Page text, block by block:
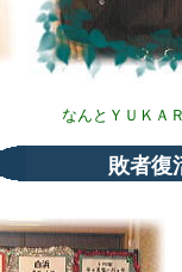
敗者
なんとＹＵＫＡ